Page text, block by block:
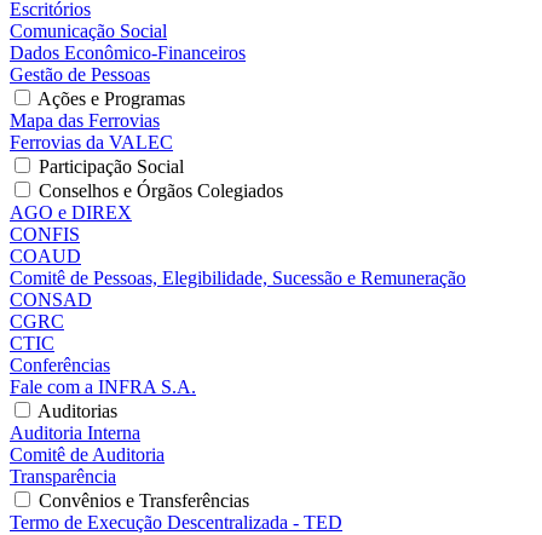
Escritórios
Comunicação Social
Dados Econômico-Financeiros
Gestão de Pessoas
Ações e Programas
Mapa das Ferrovias
Ferrovias da VALEC
Participação Social
Conselhos e Órgãos Colegiados
AGO e DIREX
CONFIS
COAUD
Comitê de Pessoas, Elegibilidade, Sucessão e Remuneração
CONSAD
CGRC
CTIC
Conferências
Fale com a INFRA S.A.
Auditorias
Auditoria Interna
Comitê de Auditoria
Transparência
Convênios e Transferências
Termo de Execução Descentralizada - TED